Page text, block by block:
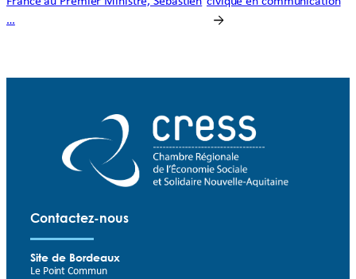
…
→
Contactez-nous
Site de Bordeaux
Le Point Commun